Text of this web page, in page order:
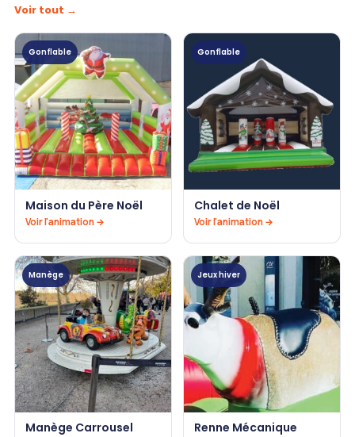
Voir tout →
Gonflable
Maison du Père Noël
Voir l'animation →
Gonflable
Chalet de Noël
Voir l'animation →
Manège
Manège Carrousel
Jeux hiver
Renne Mécanique